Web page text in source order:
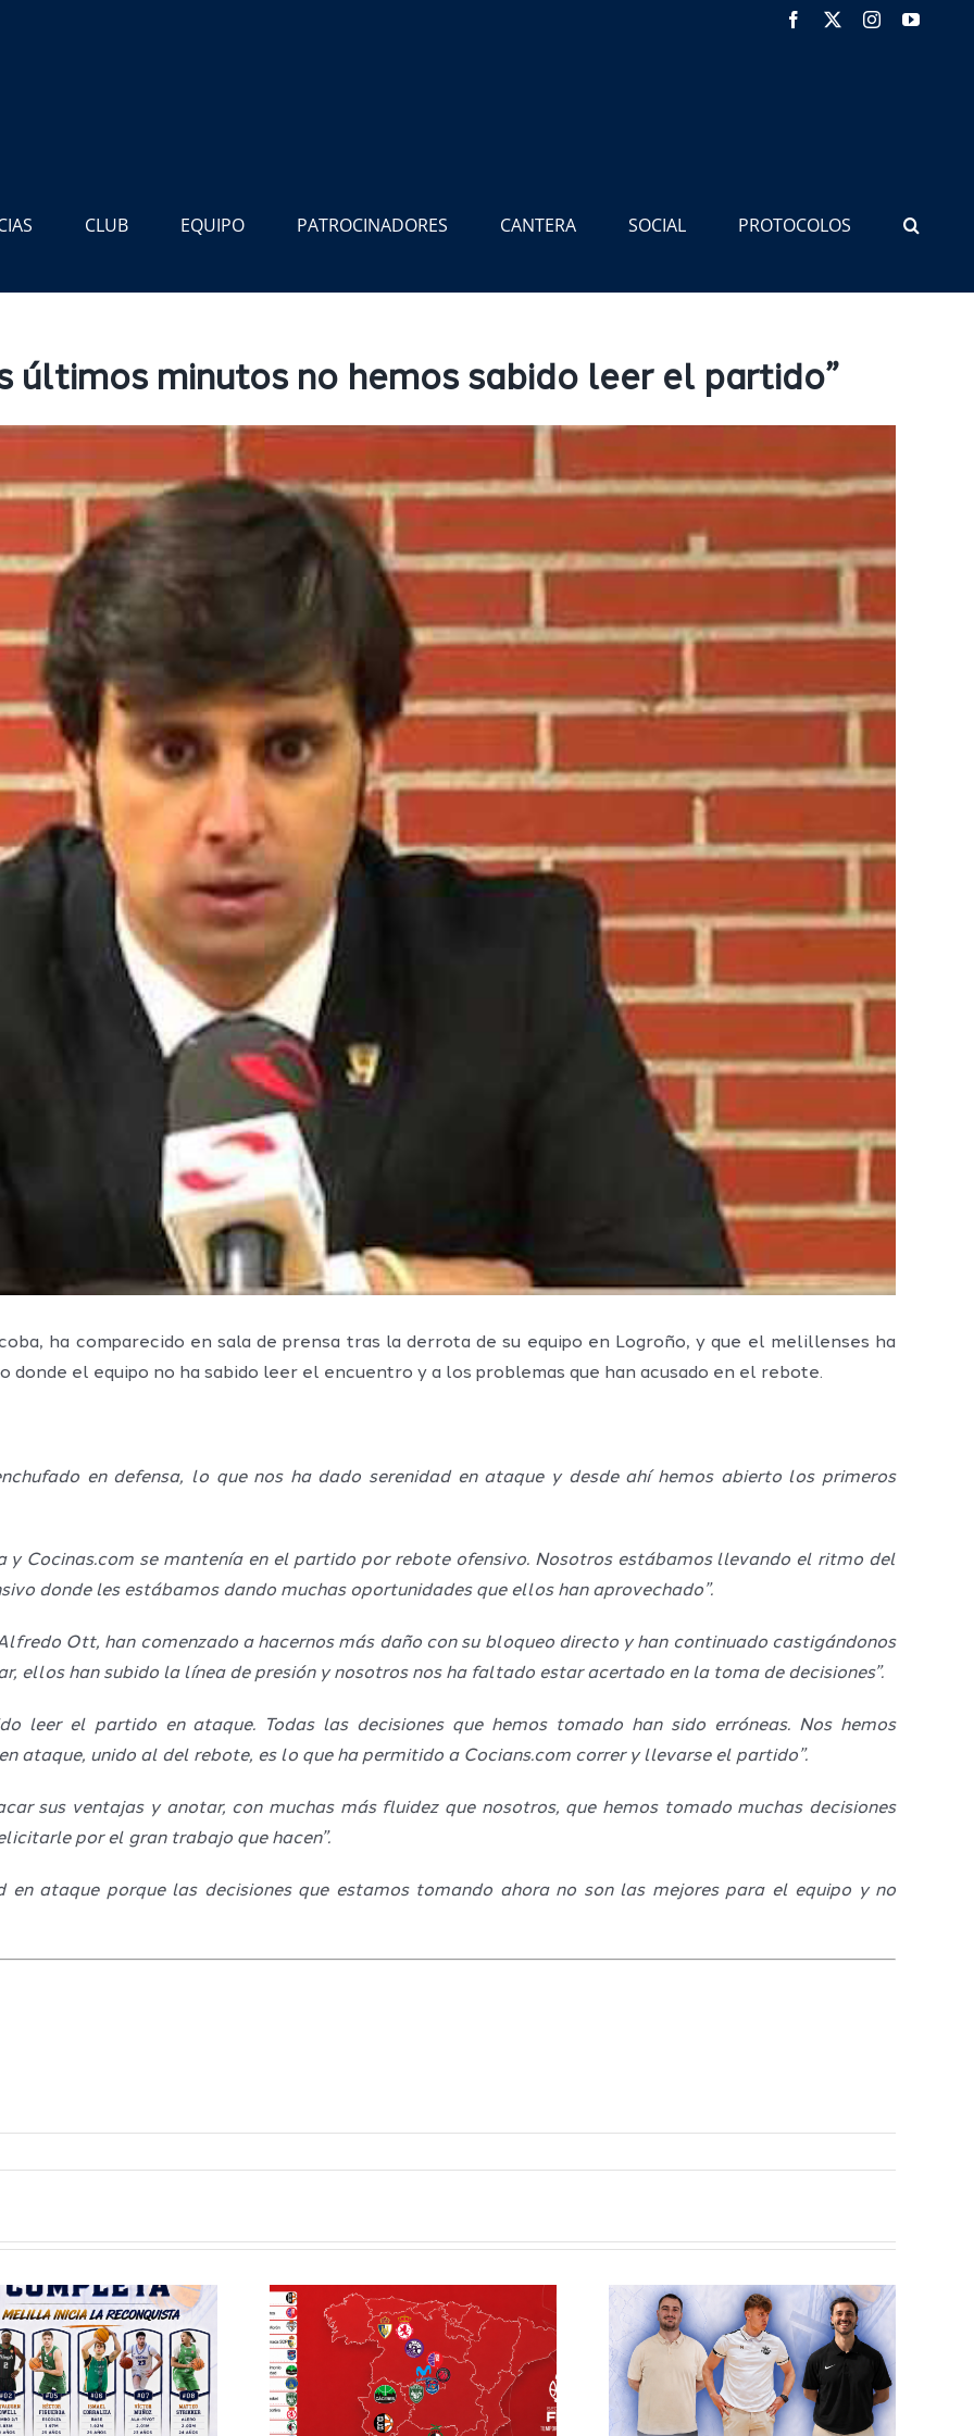
Facebook Instagram
CLUB EQUIPO PATROCINADORES CANTERA SOCIAL PROTOCOLOS
últimos minutos no hemos sabido leer el partido”
ha comparecido en sala de prensa tras la derrota de su equipo en Logroño, y que el melillenses ha
donde el equipo no ha sabido leer el encuentro y a los problemas que han acusado en el rebote.
en defensa, lo que nos ha dado serenidad en ataque y desde ahí hemos abierto los primeros
y Cocinas.com se mantenía en el partido por rebote ofensivo. Nosotros estábamos llevando el ritmo del
donde les estábamos dando muchas oportunidades que ellos han aprovechado”.
Ott, han comenzado a hacernos más daño con su bloqueo directo y han continuado castigándonos
ellos han subido la línea de presión y nosotros nos ha faltado estar acertado en la toma de decisiones”.
leer el partido en ataque. Todas las decisiones que hemos tomado han sido erróneas. Nos hemos
ataque, unido al del rebote, es lo que ha permitido a Cocians.com correr y llevarse el partido”.
sus ventajas y anotar, con muchas más fluidez que nosotros, que hemos tomado muchas decisiones
por el gran trabajo que hacen”.
en ataque porque las decisiones que estamos tomando ahora no son las mejores para el equipo y no
Definidos el
grupo de
Segunda FEB y
la Copa España
FEB para el
Baloncesto
configura el
Staff Técnico